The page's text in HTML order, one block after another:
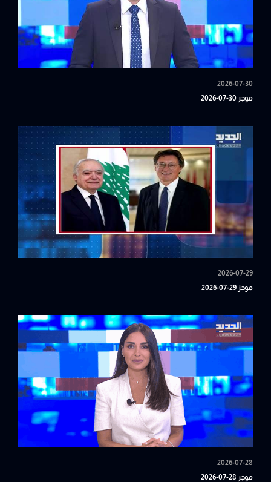
2026-07-30
موجز 30-07-2026
2026-07-29
موجز 29-07-2026
2026-07-28
موجز 28-07-2026